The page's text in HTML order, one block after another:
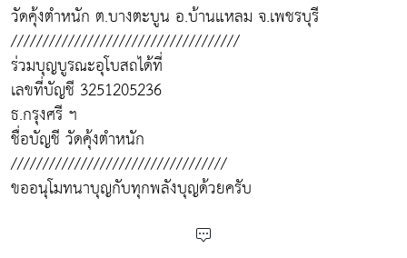
วัดคุ้งตำหนัก ต.บางตะบูน อ.บ้านแหลม จ.เพชรบุรี
////////////////////////////////////
ร่วมบุญบูรณะอุโบสถได้ที่
เลขที่บัญชี 3251205236
ธ.กรุงศรี ฯ
ชื่อบัญชี วัดคุ้งตำหนัก
//////////////////////////////////
ขออนุโมทนาบุญกับทุกพลังบุญด้วยครับ